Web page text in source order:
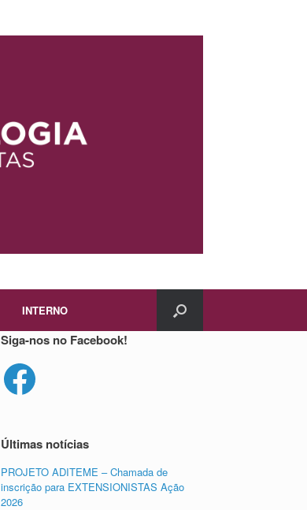
INTERNO
Siga-nos no Facebook!
Facebook
Últimas notícias
PROJETO ADITEME – Chamada de
inscrição para EXTENSIONISTAS Ação
2026